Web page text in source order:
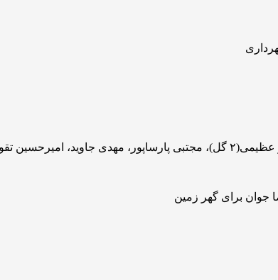
جوان برای گهر زمین